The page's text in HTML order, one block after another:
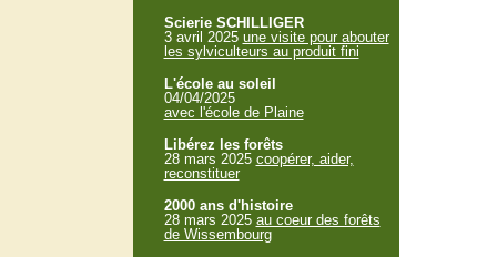
Scierie SCHILLIGER
3 avril 2025 une visite pour abouter
les sylviculteurs au produit fini
L'école au soleil
04/04/2025
avec l'école de Plaine
Libérez les forêts
28 mars 2025 coopérer, aider,
reconstituer
2000 ans d'histoire
28 mars 2025 au coeur des forêts
de Wissembourg